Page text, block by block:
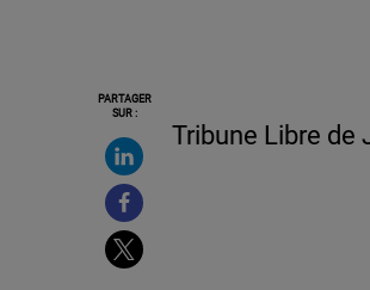
Tribune Libre de
PARTAGER
SUR :